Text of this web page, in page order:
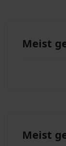
Meist
Meist